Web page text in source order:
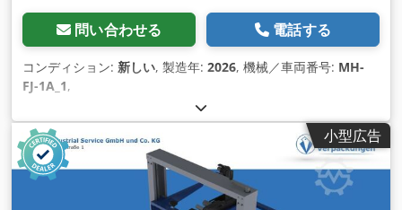
問い合わせる 電話する
コンディション: 新しい, 製造年: 2026, 機械／車両番号: MH-
FJ-1A_1,
小型広告